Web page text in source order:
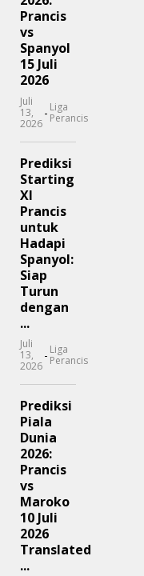
Prancis
vs
Spanyol
15 Juli
2026
Juli
13,
2026
- Liga
Perancis
Prediksi
Starting
XI
Prancis
untuk
Hadapi
Spanyol:
Siap
Turun
dengan
...
Juli
13,
2026
- Liga
Perancis
Prediksi
Piala
Dunia
2026:
Prancis
vs
Maroko
10 Juli
2026
Translated
...